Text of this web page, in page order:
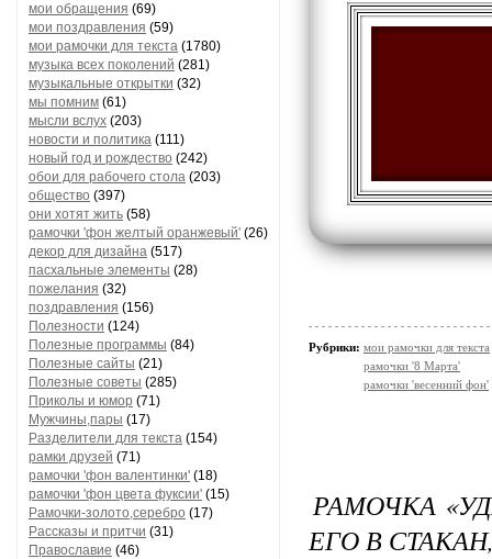
мои обращения (69)
мои поздравления (59)
мои рамочки для текста (1780)
музыка всех поколений (281)
музыкальные открытки (32)
мы помним (61)
мысли вслух (203)
новости и политика (111)
новый год и рождество (242)
обои для рабочего стола (203)
общество (397)
они хотят жить (58)
рамочки 'фон желтый оранжевый' (26)
декор для дизайна (517)
пасхальные элементы (28)
пожелания (32)
поздравления (156)
Полезности (124)
Полезные программы (84)
Полезные сайты (21)
Полезные советы (285)
Приколы и юмор (71)
Мужчины,пары (17)
Разделители для текста (154)
рамки друзей (71)
рамочки 'фон валентинки' (18)
рамочки 'фон цвета фуксии' (15)
Рамочки-золото,серебро (17)
Рассказы и притчи (31)
Православие (46)
Рубрики: мои рамочки для текста
рамочки '8 Марта'
рамочки 'весенний фон'
РАМОЧКА
ЕГО В